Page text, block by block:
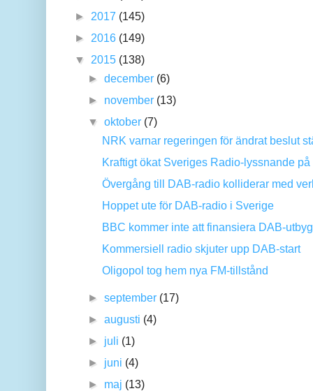
► 2017 (145)
► 2016 (149)
▼ 2015 (138)
►december (6)
► november (13)
▼oktober (7)
NRK varnar regeringen för ändrat beslut
Kraftigt ökat Sveriges Radio-lyssnande på
Övergång till DAB-radio kolliderar med
Hoppet ute för DAB-radio i Sverige
BBC kommer inte att finansiera DAB-
Kommersiell radio skjuter upp DAB-start
Oligopol tog hem nya FM-tillstånd
►september (17)
►augusti (4)
► juli (1)
► juni (4)
► maj (13)